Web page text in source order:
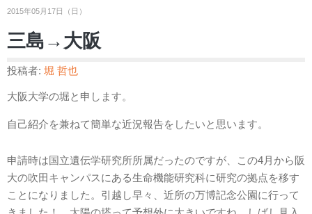
2015年05月17日（日）
三島→大阪
投稿者: 堀 哲也
大阪大学の堀と申します。
自己紹介を兼ねて簡単な近況報告をしたいと思います。
申請時は国立遺伝学研究所所属だったのですが、この4月から阪
大の吹田キャンパスにある生命機能研究科に研究の拠点を移す
ことになりました。引越し早々、近所の万博記念公園に行って